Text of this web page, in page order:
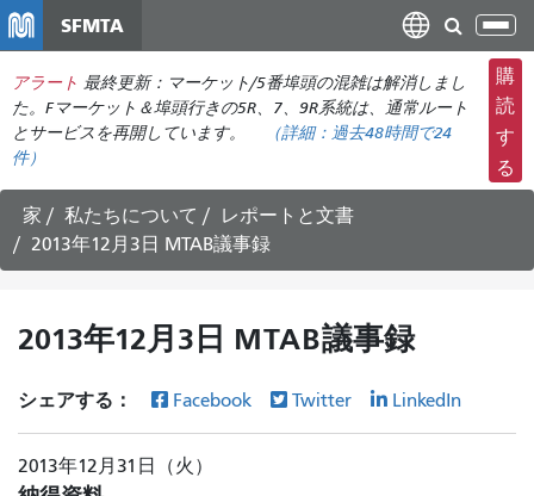
ン
コ
ン
ン
ツ
に
移
SFMTA
ナ
ビ
ゲ
ー
シ
ョ
切
アラート 最終更新：マーケット/5番埠頭の混雑は解消しまし
た。Fマーケット＆埠頭行きの5R、7、9R系統は、通常ルート
とサービスを再開しています。
（詳細： 過去48時間で24
件）
購
読
す
る
家 私たちについて
レポートと文書
2013年12月3日 MTAB議事録
2013年12月3日 MTAB議事録
シェアする： Facebook Twitter LinkedIn
2013年12月31日（火）